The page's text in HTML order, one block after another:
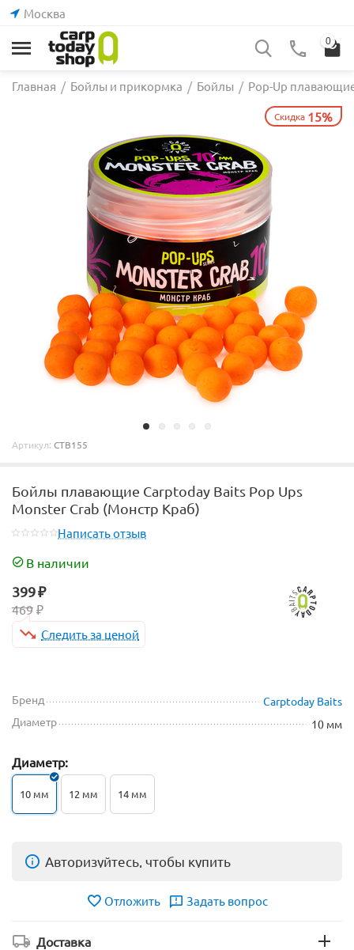
Москва
0
Главная / Бойлы и прикормка / Бойлы / Pop-Up
Скидка 15%
Артикул: CTB155
Бойлы плавающие Carptoday Baits Pop Ups
Monster Crab (Монстр Краб)
Написать отзыв
В наличии
399₽
469 ₽
Следить за ценой
Бренд
Carptoday Baits
Диаметр
10 мм
Диаметр:
10 мм 12 мм 14 мм
Авторизуйтесь, чтобы купить
Отложить Задать вопрос
Доставка